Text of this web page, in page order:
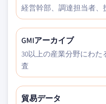
経営幹部、調達担当者、
GMIアーカイブ
30以上の産業分野にわた
査
貿易データ